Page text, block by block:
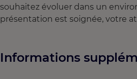
souhaitez évoluer dans un
présentation est soignée, votre
Informations